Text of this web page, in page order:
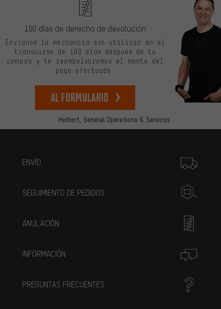
Herbert, General Operations & Services
100 días de derecho de devolución
Envíanos la mercancía sin utilizar en el
transcurso de 100 días después de tu
compra y te reembolsaremos el monto del
pago efectuado.
Al formulario
ENVÍO
SEGUIMIENTO DE PEDIDOS
ANULACIÓN
INFORMACIÓN
PREGUNTAS FRECUENTES